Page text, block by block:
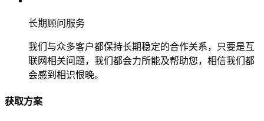
长期顾问服务
我们与众多客户都保持长期稳定的合作关系，只要是互
联网相关问题，我们都会力所能及帮助您，相信我们都
会感到相识恨晚。
获取方案